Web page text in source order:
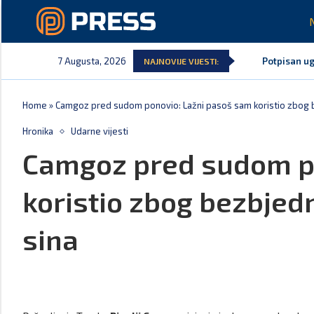
7 Augusta, 2026 NAJNOVIJE VIJESTI:
Potpisan
Danski
Kljajić
Srbija:
Ivanović
Spajić:
Home »Camgoz pred sudom ponovio: Lažni pasoš sam koristio zbog
Hronika Udarne vijesti
Camgoz pred sudom
koristio zbog
sina